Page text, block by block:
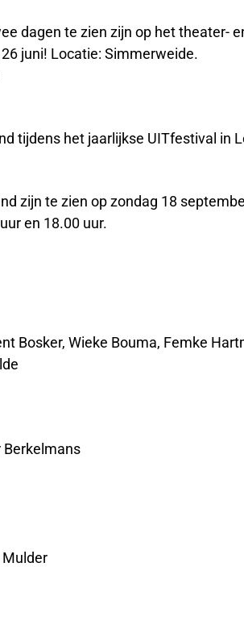
dagen te zien zijn op het theater-
juni! Locatie: Simmerweide.
tijdens het jaarlijkse UITfestival in
zijn te zien op zondag 18
en 18.00 uur.
Bosker, Wieke Bouma, Femke
Berkelmans
Mulder